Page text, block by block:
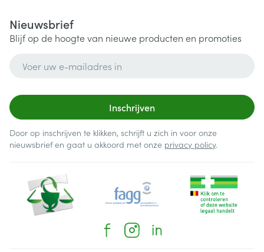
Nieuwsbrief
Blijf op de hoogte van nieuwe producten en promoties
Inschrijven
Door op inschrijven te klikken, schrijft u zich in voor onze
nieuwsbrief en gaat u akkoord met onze privacy policy.